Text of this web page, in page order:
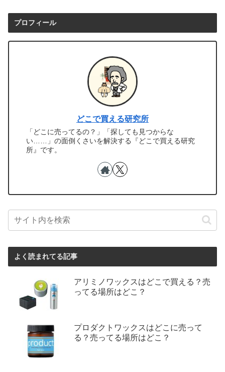
プロフィール
どこで買える研究所
「どこに売ってるの？」「探しても見つからな
い……」の面倒くさいを解決する『どこで買える研究
所』です。
よく読まれてる記事
アリミノワックスはどこで買える？売
ってる場所はどこ？
プロダクトワックスはどこに売って
る？売ってる場所はどこ？